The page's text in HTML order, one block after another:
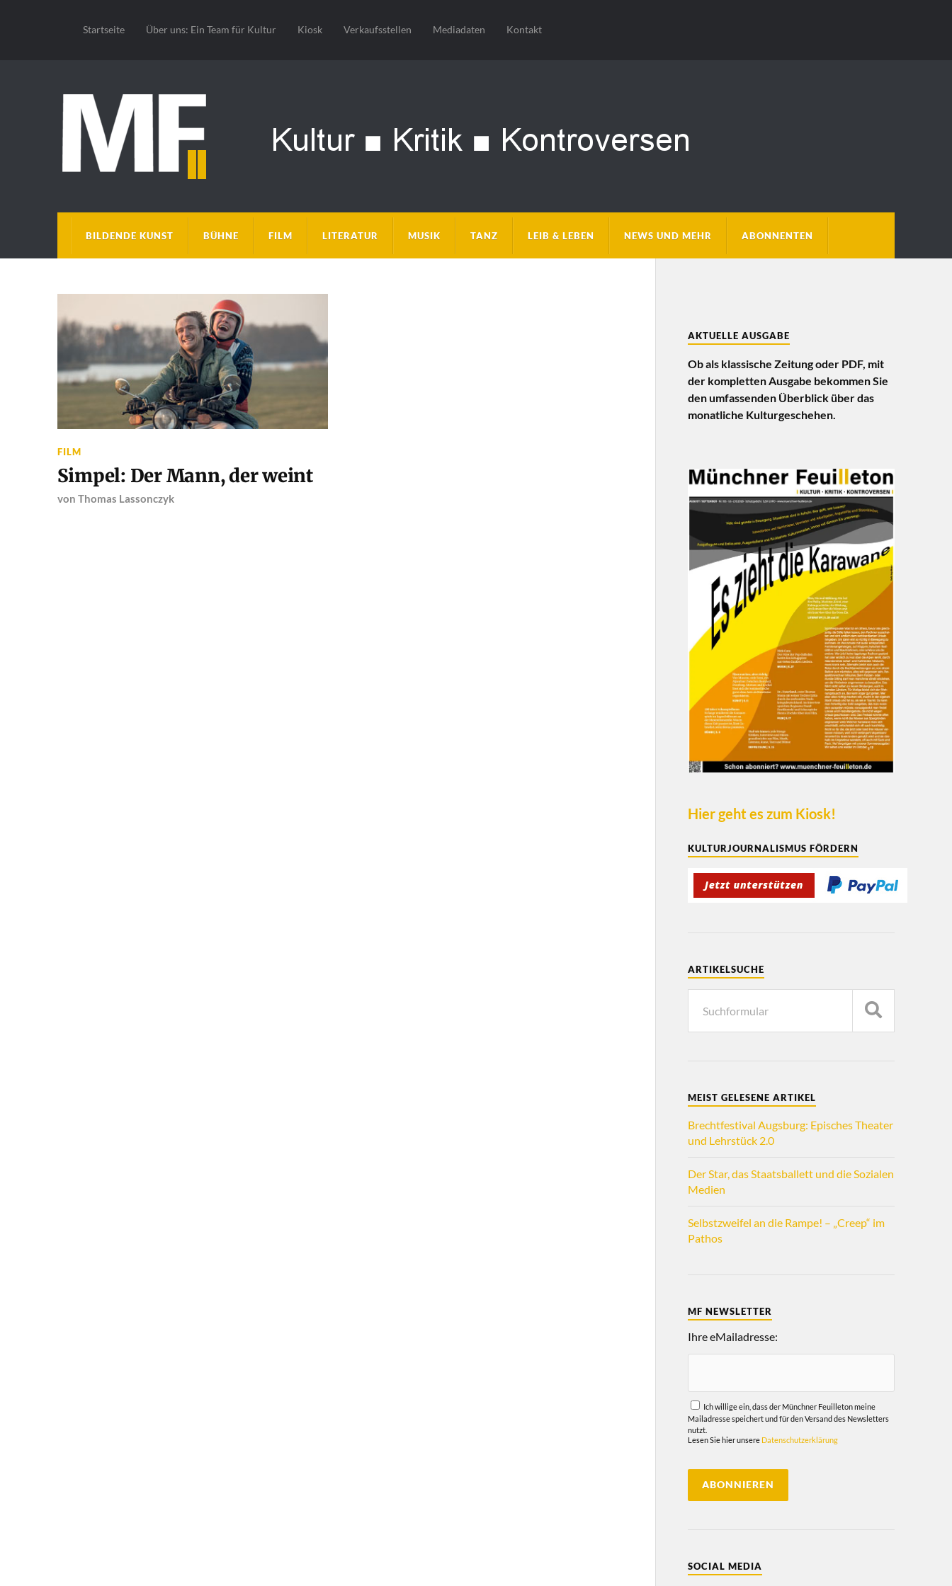
Startseite Über uns: Ein Team für Kultur Kiosk Verkaufsstellen Mediadaten Kontakt
BILDENDE KUNST BÜHNE FILM LITERATUR MUSIK TANZ LEIB & LEBEN NEWS UND MEHR ABONNENTEN
FILM
Simpel: Der Mann, der weint
von Thomas Lassonczyk
AKTUELLE AUSGABE
Ob als klassische Zeitung oder PDF, mit
der kompletten Ausgabe bekommen Sie
den umfassenden Überblick über das
monatliche Kulturgeschehen.
Hier geht es zum Kiosk!
KULTURJOURNALISMUS FÖRDERN
ARTIKELSUCHE
MEIST GELESENE ARTIKEL
Brechtfestival Augsburg: Episches Theater
und Lehrstück 2.0
Der Star, das Staatsballett und die Sozialen
Medien
Selbstzweifel an die Rampe! – „Creep“ im
Pathos
MF NEWSLETTER
Ihre eMailadresse:
Ich willige ein, dass der Münchner Feuilleton meine
Mailadresse speichert und für den Versand des Newsletters
nutzt.
Lesen Sie hier unsere Datenschutzerklärung
SOCIAL MEDIA